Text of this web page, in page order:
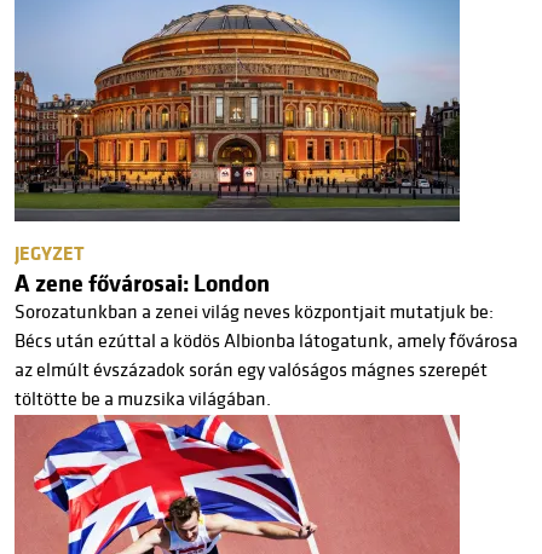
JEGYZET
A zene fővárosai: London
Sorozatunkban a zenei világ neves központjait mutatjuk be:
Bécs után ezúttal a ködös Albionba látogatunk, amely fővárosa
az elmúlt évszázadok során egy valóságos mágnes szerepét
töltötte be a muzsika világában.